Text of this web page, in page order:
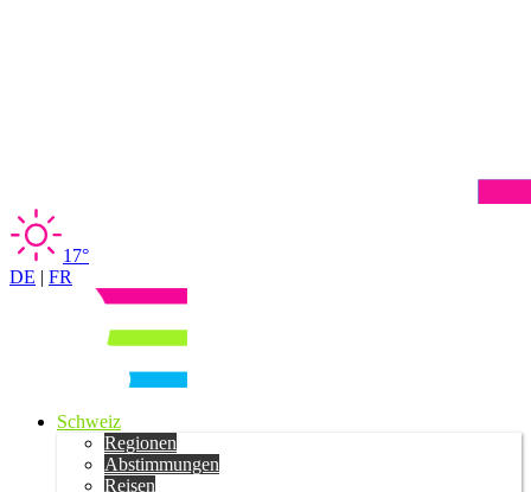
17°
DE | FR
Schweiz
Regionen
Abstimmungen
Reisen